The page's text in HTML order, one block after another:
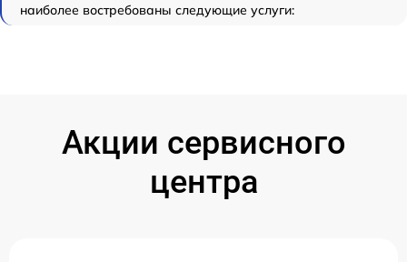
наиболее востребованы следующие услуги:
Акции сервисного
центра